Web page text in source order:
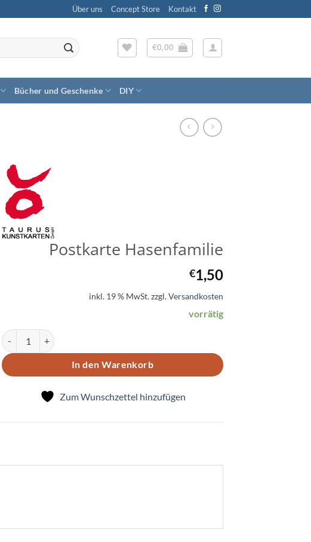
Über uns Concept Store Kontakt
€0,00
Bücher und Geschenke DIY
Postkarte Hasenfamilie
€1,50
inkl. 19 % MwSt.zzgl.Versandkosten
vorrätig
Postkarte Hasenfamilie Menge
In den Warenkorb
Zum Wunschzettel hinzufügen